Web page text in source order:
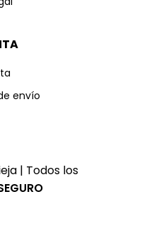
envío
| Todos los